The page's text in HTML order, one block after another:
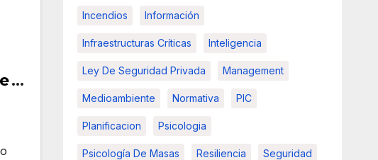
a
Incendios Información
Infraestructuras Críticas Inteligencia
Ley De Seguridad Privada Management
Medioambiente Normativa PIC
Planificacion Psicologia
Psicología De Masas Resiliencia Seguridad